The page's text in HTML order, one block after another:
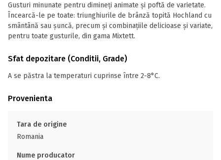
Gusturi minunate pentru dimineți animate și poftă de varietate.
Încearcă-le pe toate: triunghiurile de brânză topită Hochland cu
smântână sau șuncă, precum și combinațiile delicioase și variate,
pentru toate gusturile, din gama Mixtett.
Sfat depozitare (Conditii, Grade)
A se păstra la temperaturi cuprinse între 2-8°C.
Provenienta
Tara de origine
Romania
Nume producator